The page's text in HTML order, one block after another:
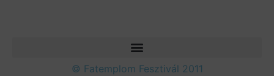
© Fatemplom Fesztivál 2011